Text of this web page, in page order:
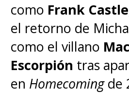
como Frank Castle
el retorno de
como el villano
Escorpión tras
en Homecoming de